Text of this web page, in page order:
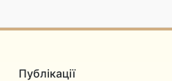
Публікації